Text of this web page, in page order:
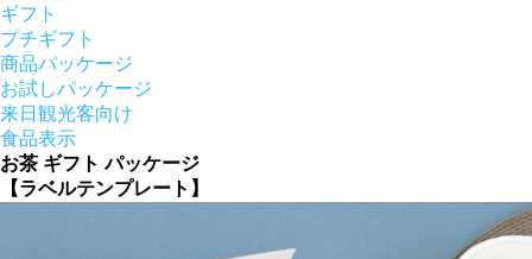
ギフト
プチギフト
商品パッケージ
お試しパッケージ
来日観光客向け
食品表示
お茶 ギフト パッケージ
【ラベルテンプレート】